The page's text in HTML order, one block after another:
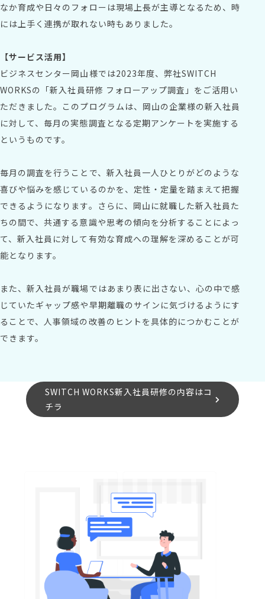
なか育成や日々のフォローは現場上長が主導となるため、時
には上手く連携が取れない時もありました。
【サービス活用】
ビジネスセンター岡山様では2023年度、弊社SWITCH
WORKSの「新入社員研修 フォローアップ調査」をご活用い
ただきました。このプログラムは、岡山の企業様の新入社員
に対して、毎月の実態調査となる定期アンケートを実施する
というものです。
毎月の調査を行うことで、新入社員一人ひとりがどのような
喜びや悩みを感じているのかを、定性・定量を踏まえて把握
できるようになります。さらに、岡山に就職した新入社員た
ちの間で、共通する意識や思考の傾向を分析することによっ
て、新入社員に対して有効な育成への理解を深めることが可
能となります。
また、新入社員が職場ではあまり表に出さない、心の中で感
じていたギャップ感や早期離職のサインに気づけるようにす
ることで、人事領域の改善のヒントを具体的につかむことが
できます。
SWITCH WORKS新入社員研修の内容はコ
チラ